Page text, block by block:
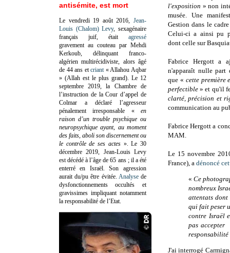
l'exposition » non
musée. Une
Gestion dans le
Celui-ci a ainsi pu
dont celle sur
Fabrice Hergott a
n'apparaît nulle part
que « cette première
perfectible » et qu'il
clarté, précision et
communication au
Fabrice Hergott a
MAM.
Le 15 novembre
France), a dénoncé
« Ce
nombreux
attentats dont
qui fait peser
contre Israël
pas accepter
J'ai interrogé
antisémite, est mort
Le vendredi 19 août 2016, Jean-
Louis (Chalom) Levy, sexagénaire
français juif, était agressé
gravement au couteau par Mehdi
Kerkoub, délinquant franco-
algérien multirécidiviste, alors âgé
de 44 ans etcriant « Allahou Aqbar
» (Allah est le plus grand). Le 12
septembre 2019, la Chambre de
l’instruction de la Cour d’appel de
Colmar a déclaré l’agresseur
pénalement irresponsable «en
raison d’un trouble psychique ou
neuropsychique ayant, au moment
des faits, aboli son discernement ou
le contrôle de ses actes». Le 30
décembre 2019, Jean-Louis Levy
est décédé à l’âge de 65 ans ; il a été
enterré en Israël. Son agression
aurait du/pu être évitée. Analysede
dysfonctionnements occultés et
gravissimes impliquant notamment
la responsabilité de l’Etat.